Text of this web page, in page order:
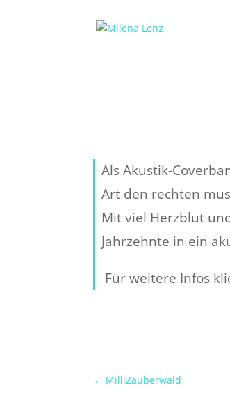
Als Akustik-
Art den rechten
Mit viel Herzblut
Jahrzehnte in ein
Für weitere Infos
← MilliZauberwald